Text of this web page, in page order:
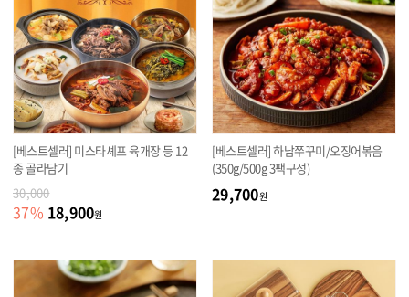
[베스트셀러] 미스타셰프 육개장 등 12
종 골라담기
30,000
37% 18,900원
[베스트셀러] 하남쭈꾸미/오징어볶음
(350g/500g 3팩구성)
29,700원